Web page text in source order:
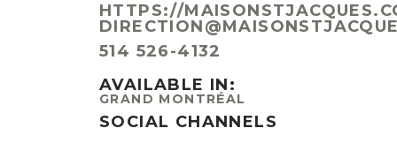
HTTPS://
514 526-4132
AVAILABLE IN:
GRAND MONTRÉAL
SOCIAL CHANNELS